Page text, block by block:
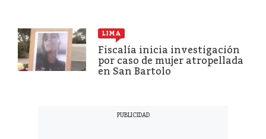
LIMA
Fiscalía inicia investigación
por caso de mujer atropellada
en San Bartolo